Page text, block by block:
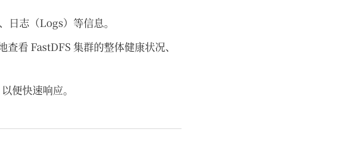
志（Logs）等信息。
看 FastDFS 集群的整体健康状况、
便快速响应。